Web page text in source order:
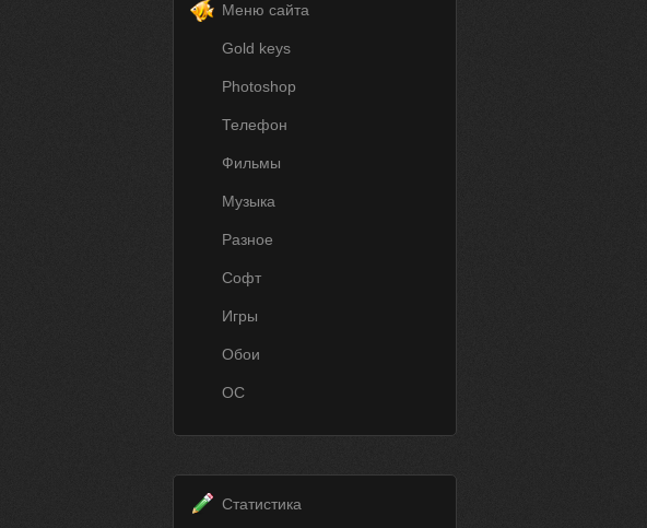
Меню сайта
Gold keys
Photoshop
Телефон
Фильмы
Музыка
Разное
Софт
Игры
Обои
ОС
Статистика